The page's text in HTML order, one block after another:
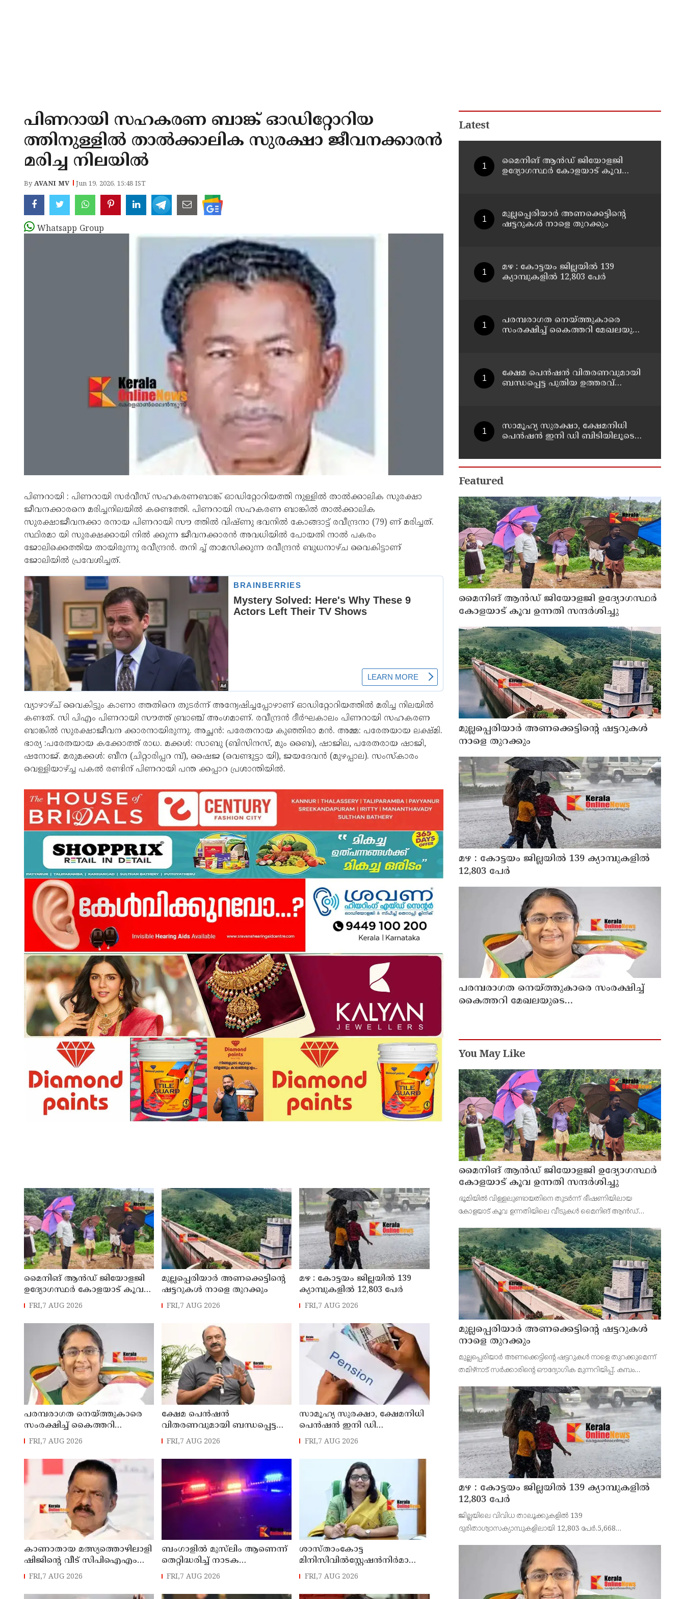
പിണറായി സഹകരണ ബാങ്ക് ഓഡിറ്റോറിയ
ത്തിനുള്ളിൽ താൽക്കാലിക സുരക്ഷാ ജീവനക്കാരൻ
മരിച്ച നിലയിൽ
ByAVANI MV Jun 19, 2026, 15:48 IST
Whatsapp Group
പിണറായി : പിണറായി സർവീസ് സഹകരണബാങ്ക് ഓഡിറ്റോറിയത്തി നുള്ളിൽ താൽക്കാലിക സുരക്ഷാ
ജീവനക്കാരനെ മരിച്ചനിലയിൽ കണ്ടെത്തി. പിണറായി സഹകരണ ബാങ്കിൽ താൽക്കാലിക
സുരക്ഷാജീവനക്കാ രനായ പിണറായി സൗ ത്തിൽ വിഷ്ണു ഭവനിൽ കോങ്ങാട്ട് രവീന്ദ്രനാ (79) ണ് മരിച്ചത്.
സ്ഥിരമാ യി സുരക്ഷക്കായി നിൽ ക്കുന്ന ജീവനക്കാരൻ അവധിയിൽ പോയതി നാൽ പകരം
ജോലിക്കെത്തിയ തായിരുന്നു രവീന്ദ്രൻ. തനി ച്ച് താമസിക്കുന്ന രവീന്ദ്രൻ ബുധനാഴ്‌ച വൈകിട്ടാണ്
ജോലിയിൽ പ്രവേശിച്ചത്.
വ്യാഴാഴ്ച് വൈകിട്ടും കാണാ ത്തതിനെ തുടർന്ന് അന്വേഷിച്ചപ്പോഴാണ് ഓഡിറ്റോറിയത്തിൽ മരിച്ച നിലയിൽ
കണ്ടത്. സി പിഎം പിണറായി സൗത്ത് ബ്രാഞ്ച് അംഗമാണ്. രവീന്ദ്രൻ ദീർഘകാലം പിണറായി സഹകരണ
ബാങ്കിൽ സുരക്ഷാജീവന ക്കാരനായിരുന്നു. അച്ഛൻ: പരേതനായ കുഞ്ഞിരാ മൻ. അമ്മ: പരേതയായ ലക്ഷ്മി.
ഭാര്യ :പരേതയായ കക്കോത്ത് രാധ. മക്കൾ: സാബു (ബിസിനസ്, മും ബൈ), ഷാജില, പരേതരായ ഷാജി,
ഷനോജ്. മരുമക്കൾ: ബീന (ചിറ്റാരിപ്പറ മ്പ്), ഷൈജ (വെണ്ടുട്ടാ യി), ജയദേവൻ (മുഴപ്പാല). സംസ്കാരം
വെള്ളിയാഴ്ച്ച പകൽ രണ്ടിന് പിണറായി പന്ത ക്കപ്പാറ പ്രശാന്തിയിൽ.
മൈനിങ് ആൻഡ്​ ജിയോളജി
ഉദ്യോഗസ്ഥർ കോളയാട് കൂവ
ഉന്നതി സന്ദർശിച്ചു
FRI,7 AUG 2026
മുല്ലപ്പെരിയാർ അണക്കെട്ടിന്റെ
ഷട്ടറുകൾ നാളെ തുറക്കും
FRI,7 AUG 2026
മഴ : കോട്ടയം ജില്ലയിൽ 139
ക്യാമ്പുകളിൽ 12,803 പേര്‍
FRI,7 AUG 2026
പരമ്പരാഗത നെയ്ത്തുകാരെ
സംരക്ഷിച്ച് കൈത്തറി
മേഖലയുടെ
ആധുനികവത്കരണം
സാധ്യമാക്കും: ഡെപ്യൂട്ടി
സ്പീക്കർ ഷാനിമോൾ ഉസ്മാൻ
FRI,7 AUG 2026
ക്ഷേമ പെൻഷൻ
വിതരണവുമായി ബന്ധപ്പെട്ട
പുതിയ ഉത്തരവ്
ലക്ഷക്കണക്കിന്
സാധാരണക്കാരെ
പ്രതികൂലമായി ബാധിക്കും ;
കെ.എൻ. ബാലഗോപാൽ
FRI,7 AUG 2026
സാമൂഹ്യ സുരക്ഷാ, ക്ഷേമനിധി
പെൻഷൻ ഇനി ഡി
ബിടിയിലൂടെ നൽകും
FRI,7 AUG 2026
കാണാതായ മത്സ്യത്തൊഴിലാളി
ഷിജിന്റെ വീട് സിപിഐഎം
സംസ്ഥാന സെക്രട്ടറി എം.വി.
FRI,7 AUG 2026
ബംഗാളിൽ മുസ്‍ലിം ആണെന്ന്
തെറ്റിദ്ധരിച്ച് നാടക
പ്രവർത്തകന് ക്രൂരമർദനം
FRI,7 AUG 2026
ശാസ്താംകോട്ട
മിനിസിവില്‍സ്റ്റേഷന്‍നിര്‍മാണം
വേഗത്തിലാക്കും: കൊല്ലം ജില്ലാ
FRI,7 AUG 2026
Latest
മൈനിങ് ആൻഡ്​ ജിയോളജി
ഉദ്യോഗസ്ഥർ കോളയാട് കൂവ
മുല്ലപ്പെരിയാർ അണക്കെട്ടിന്റെ
ഷട്ടറുകൾ നാളെ തുറക്കും
മഴ : കോട്ടയം ജില്ലയിൽ 139
ക്യാമ്പുകളിൽ 12,803 പേര്‍
പരമ്പരാഗത നെയ്ത്തുകാരെ
സംരക്ഷിച്ച് കൈത്തറി മേഖലയുടെ
ക്ഷേമ പെൻഷൻ വിതരണവുമായി
ബന്ധപ്പെട്ട പുതിയ ഉത്തരവ്
ബാലഗോപാൽ
സാമൂഹ്യ സുരക്ഷാ, ക്ഷേമനിധി
പെൻഷൻ ഇനി ഡി ബിടിയിലൂടെ
Featured
മൈനിങ് ആൻഡ്​ ജിയോളജി ഉദ്യോഗസ്ഥർ
കോളയാട് കൂവ ഉന്നതി സന്ദർശിച്ചു
മുല്ലപ്പെരിയാർ അണക്കെട്ടിന്റെ ഷട്ടറുകൾ
നാളെ തുറക്കും
മഴ : കോട്ടയം ജില്ലയിൽ 139 ക്യാമ്പുകളിൽ
12,803 പേര്‍
പരമ്പരാഗത നെയ്ത്തുകാരെ സംരക്ഷിച്ച്
കൈത്തറി മേഖലയുടെ
You May Like
മൈനിങ് ആൻഡ്​ ജിയോളജി ഉദ്യോഗസ്ഥർ
കോളയാട് കൂവ ഉന്നതി സന്ദർശിച്ചു
ഭൂമിയിൽ വിള്ളലുണ്ടായതിനെ തുടർന്ന് ഭീഷണിയിലായ
കോളയാട് കൂവ ഉന്നതിയിലെ വീടുകൾ മൈനിങ് ആൻഡ്
കുടുംബാംഗങ്ങളെ മാറ്റിപ്പാർപ്പിക്കുന്നതിന് അടിയന്തര നടപടി
സ്വീകരിക്കണമ
മുല്ലപ്പെരിയാർ അണക്കെട്ടിന്റെ ഷട്ടറുകൾ
നാളെ തുറക്കും
മുല്ലപ്പെരിയാർ അണക്കെട്ടിന്റെ ഷട്ടറുകൾ നാളെ തുറക്കുമെന്ന്
തമിഴ്‌നാട് സർക്കാരിന്റെ ഔദ്യോഗിക മുന്നറിയിപ്പ്. കമ്പം
നെൽകൃഷിക്കായി ജലം തുറന്നുവിടുന്ന ചടങ്ങിൽ തമിഴ്ന
മഴ : കോട്ടയം ജില്ലയിൽ 139 ക്യാമ്പുകളിൽ
12,803 പേര്‍
ജില്ലയിലെ വിവിധ താലൂക്കുകളിൽ 139
ദുരിതാശ്വാസക്യാമ്പുകളിലായി 12,803 പേർ.5,668
5,244 പുരുഷന്മാരും 5,813 സ്ത്രീകളും